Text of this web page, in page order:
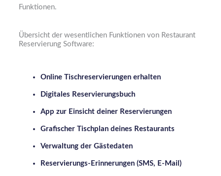
Funktionen.
Übersicht der wesentlichen Funktionen von Restaurant
Reservierung Software:
Online Tischreservierungen erhalten
Digitales Reservierungsbuch
App zur Einsicht deiner Reservierungen
Grafischer Tischplan deines Restaurants
Verwaltung der Gästedaten
Reservierungs-Erinnerungen (SMS, E-Mail)